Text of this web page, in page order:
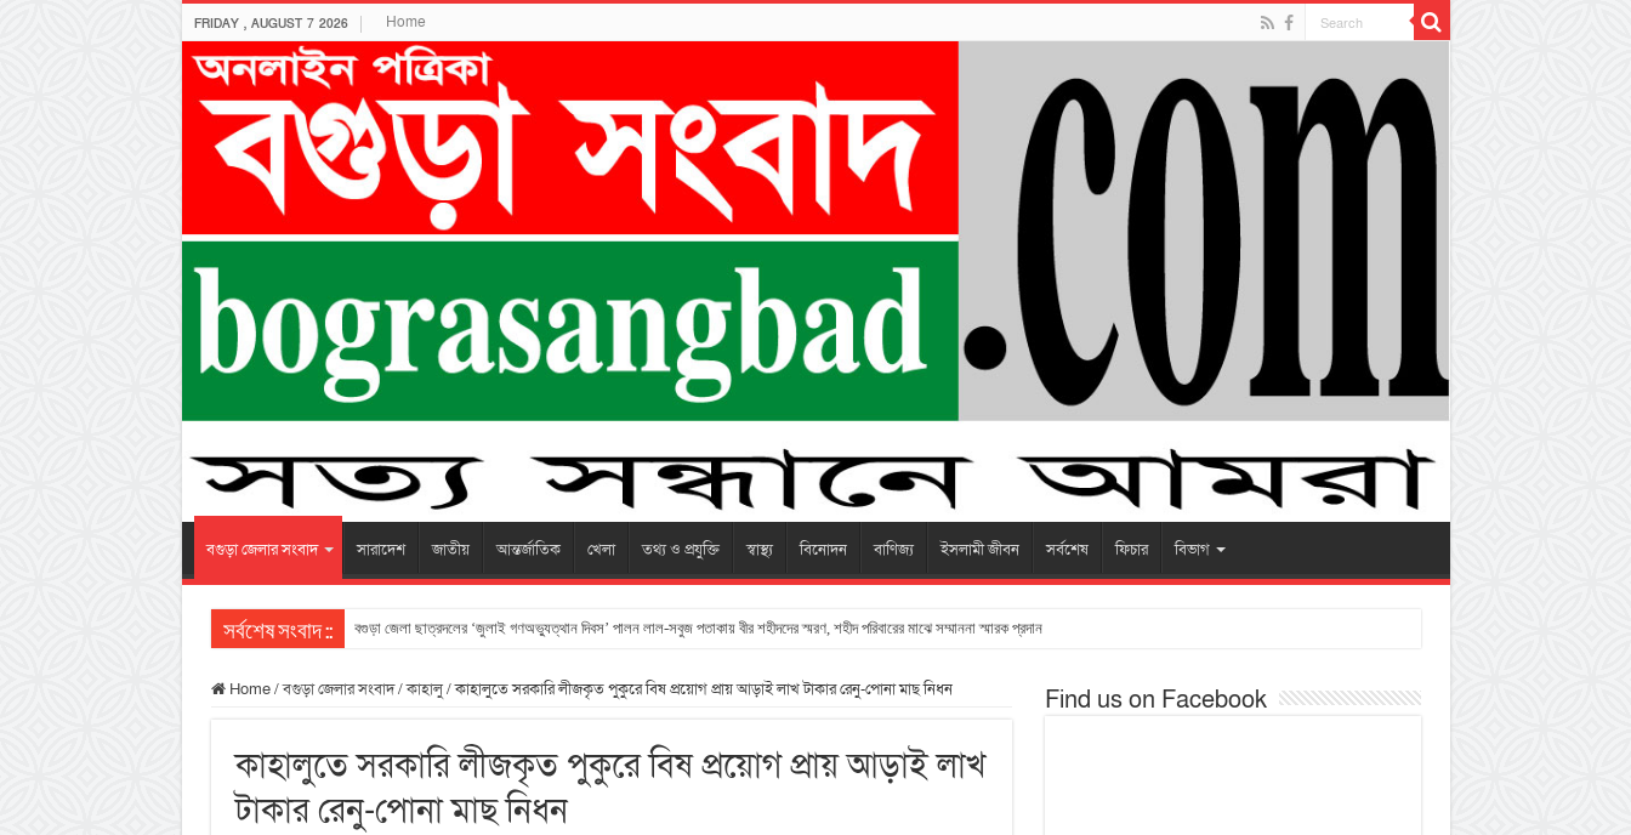
FRIDAY , AUGUST 7 2026 Home
বগুড়া জেলার সংবাদ সারাদেশ জাতীয় আন্তর্জাতিক খেলা তথ্য ও প্রযুক্তি স্বাস্থ্য বিনোদন বাণিজ্য ইসলামী জীবন সর্বশেষ ফিচার বিভাগ
সর্বশেষ সংবাদ :: বগুড়া জেলা ছাত্রদলের ‘জুলাই গণঅভ্যুত্থান দিবস’ পালন লাল-সবুজ পতাকায় বীর শহীদদের স্মরণ, শহীদ পরিবারের মাঝে সম্মাননা স্মারক প্রদান
Home/বগুড়া জেলার সংবাদ/কাহালু/কাহালুতে সরকারি লীজকৃত পুকুরে বিষ প্রয়োগ প্রায় আড়াই লাখ টাকার রেনু-পোনা মাছ নিধন
কাহালুতে সরকারি লীজকৃত পুকুরে বিষ প্রয়োগ প্রায় আড়াই লাখ
টাকার রেনু-পোনা মাছ নিধন
Find us on Facebook